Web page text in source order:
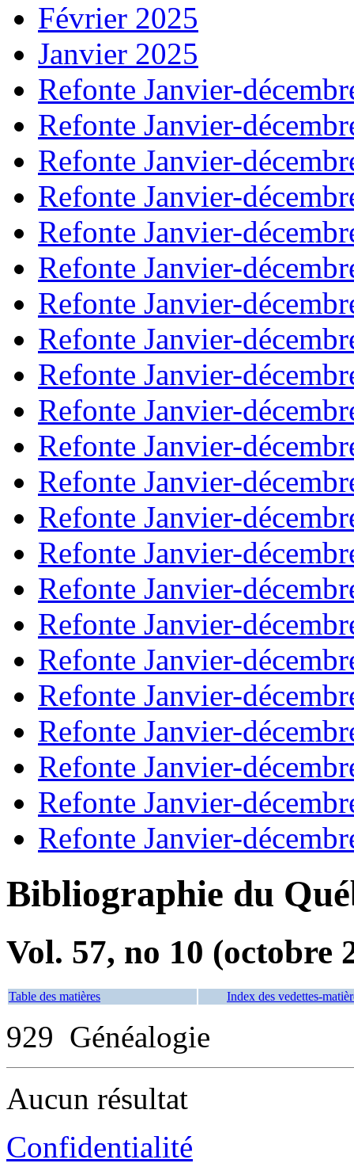
Février 2025
Janvier 2025
Refonte Janvier-
Refonte Janvier-
Refonte Janvier-
Refonte Janvier-
Refonte Janvier-
Refonte Janvier-
Refonte Janvier-
Refonte Janvier-
Refonte Janvier-
Refonte Janvier-
Refonte Janvier-
Refonte Janvier-
Refonte Janvier-
Refonte Janvier-
Refonte Janvier-
Refonte Janvier-
Refonte Janvier-
Refonte Janvier-
Refonte Janvier-
Refonte Janvier-
Refonte Janvier-
Refonte Janvier-
Bibliographie du
Vol. 57, no 10 (octobre
Table des matières Index des vedettes-
929 Généalogie
Aucun résultat
Confidentialité